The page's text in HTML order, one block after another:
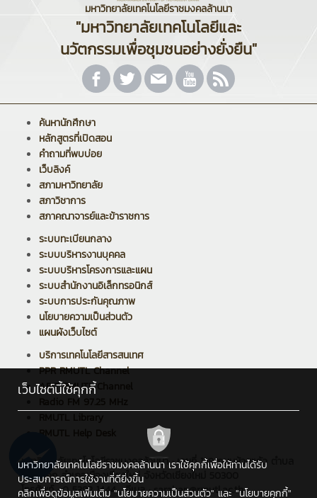
มหาวิทยาลัยเทคโนโลยีราชมงคลล้านนา
"มหาวิทยาลัยเทคโนโลยีและ
นวัตกรรมเพื่อชุมชนอย่างยั่งยืน"
ค้นหานักศึกษา
หลักสูตรที่เปิดสอน
คำถามที่พบบ่อย
เว็บลิงค์
สภามหาวิทยาลัย
สภาวิชาการ
สภาคณาจารย์และข้าราชการ
ระบบทะเบียนกลาง
ระบบบริหารงานบุคคล
ระบบบริหารโครงการและแผน
ระบบสำนักงานอิเล็กทรอนิกส์
ระบบการประกันคุณภาพ
นโยบายความเป็นส่วนตัว
แผนผังเว็บไซต์
บริการเทคโนโลยีสารสนเทศ
PPR RMUTL Channel
ARIT RMUTL Channel
Radio FM 97.25 MHz
มหาวิทยาลัยเทคโนโลยีราชมงคลล้านนา : เลขที่ 128 ถนนห้วยแก้ว ตำบล
ช้างเผือก อำเภอเมืองเชียงใหม่ จังหวัดเชียงใหม่ 50300
โทรศัพท์ : 0 5392 1444 , อีเมล : saraban@rmutl.ac.th
เว็บไซต์นี้ใช้คุกกี้
มหาวิทยาลัยเทคโนโลยีราชมงคลล้านนา เราใช้คุกกี้เพื่อให้ท่านได้รับ
ประสบการณ์การใช้งานที่ดียิ่งขึ้น
คลิกเพื่อดูข้อมูลเพิ่มเติม "นโยบายความเป็นส่วนตัว" และ "นโยบายคุกกี้"